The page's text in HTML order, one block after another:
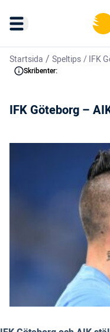
Startsida / Speltips/IFK
Skribenter:
IFK Göteborg –